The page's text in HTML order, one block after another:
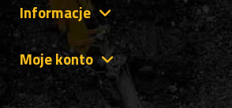
Informacje
Moje konto